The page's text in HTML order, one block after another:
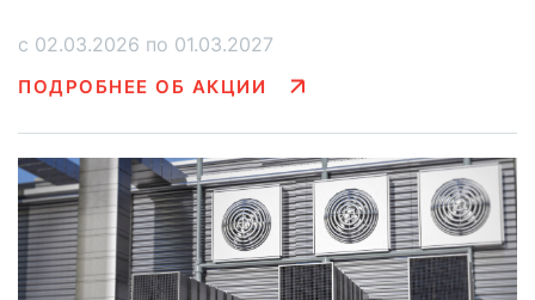
с 02.03.2026 по 01.03.2027
ПОДРОБНЕЕ ОБ АКЦИИ